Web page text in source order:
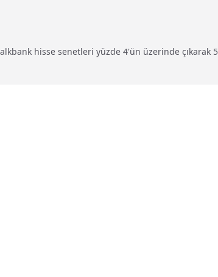
hisse senetleri yüzde 4'ün üzerinde çıkarak